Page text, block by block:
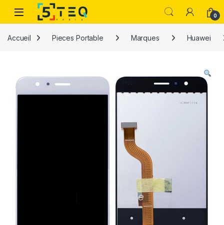
Passer à la navigation
Aller au contenu
0
Accueil Pieces Portable Marques Huawei